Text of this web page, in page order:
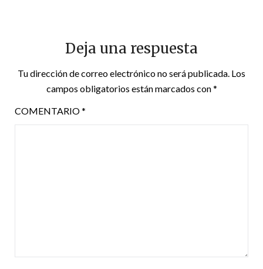
Deja una respuesta
Tu dirección de correo electrónico no será publicada. Los
campos obligatorios están marcados con*
COMENTARIO*